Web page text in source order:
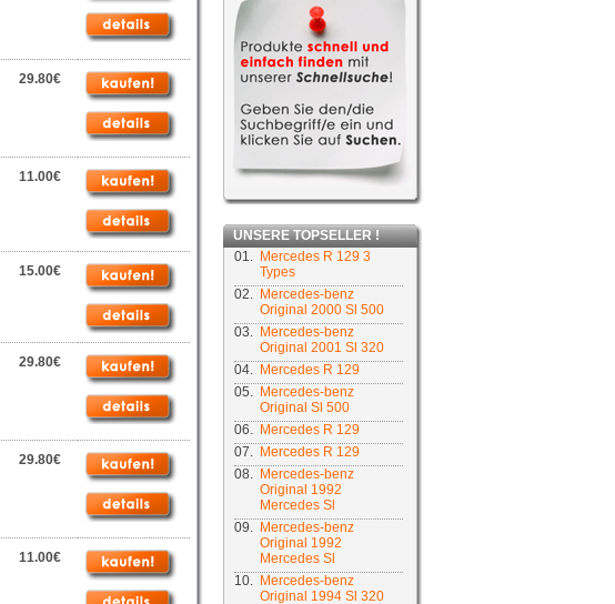
29.80€
11.00€
15.00€
29.80€
29.80€
11.00€
UNSERE TOPSELLER !
01. Mercedes R 129 3
Types
02. Mercedes-benz
Original 2000 Sl 500
03. Mercedes-benz
Original 2001 Sl 320
04. Mercedes R 129
05. Mercedes-benz
Original Sl 500
06. Mercedes R 129
07. Mercedes R 129
08. Mercedes-benz
Original 1992
Mercedes Sl
09. Mercedes-benz
Original 1992
Mercedes Sl
10. Mercedes-benz
Original 1994 Sl 320